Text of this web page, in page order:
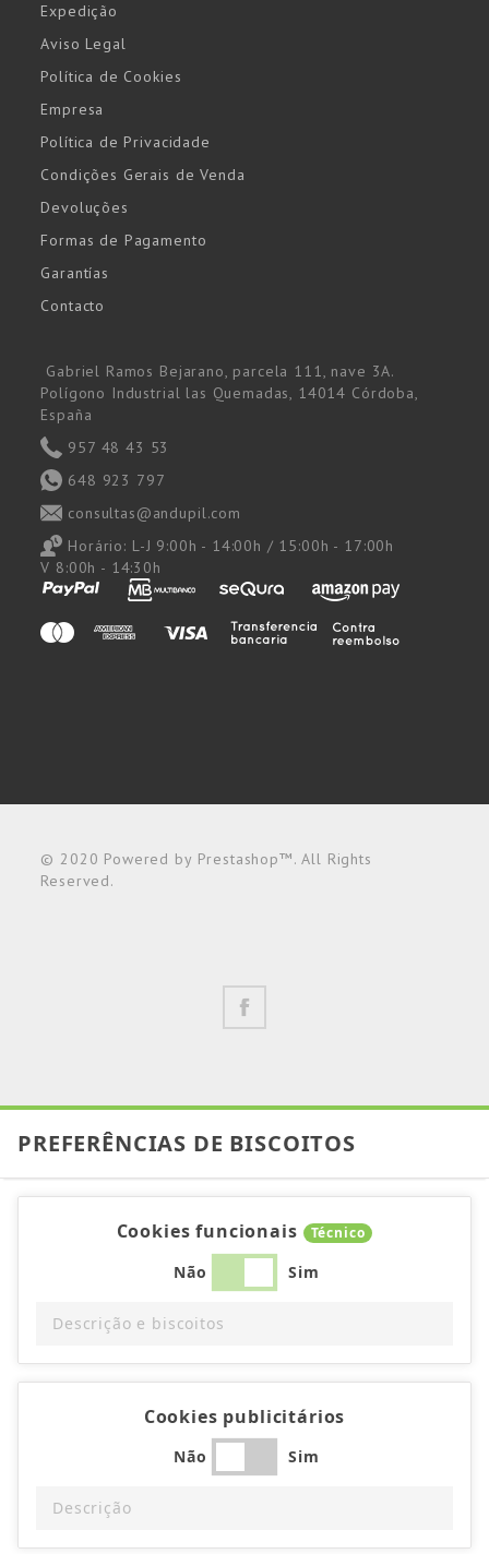
Expedição
Aviso Legal
Política de Cookies
Empresa
Política de Privacidade
Condições Gerais de Venda
Devoluções
Formas de Pagamento
Garantías
Contacto
Gabriel Ramos Bejarano, parcela 111, nave 3A.
Polígono Industrial las Quemadas, 14014 Córdoba,
España
957 48 43 53
648 923 797
consultas@andupil.com
Horário: L-J 9:00h - 14:00h / 15:00h - 17:00h
V 8:00h - 14:30h
© 2020 Powered by Prestashop™. All Rights
Reserved.
PREFERÊNCIAS DE BISCOITOS
Cookies funcionais Técnico
Não Sim
Descrição e biscoitos
Cookies publicitários
Não Sim
Descrição